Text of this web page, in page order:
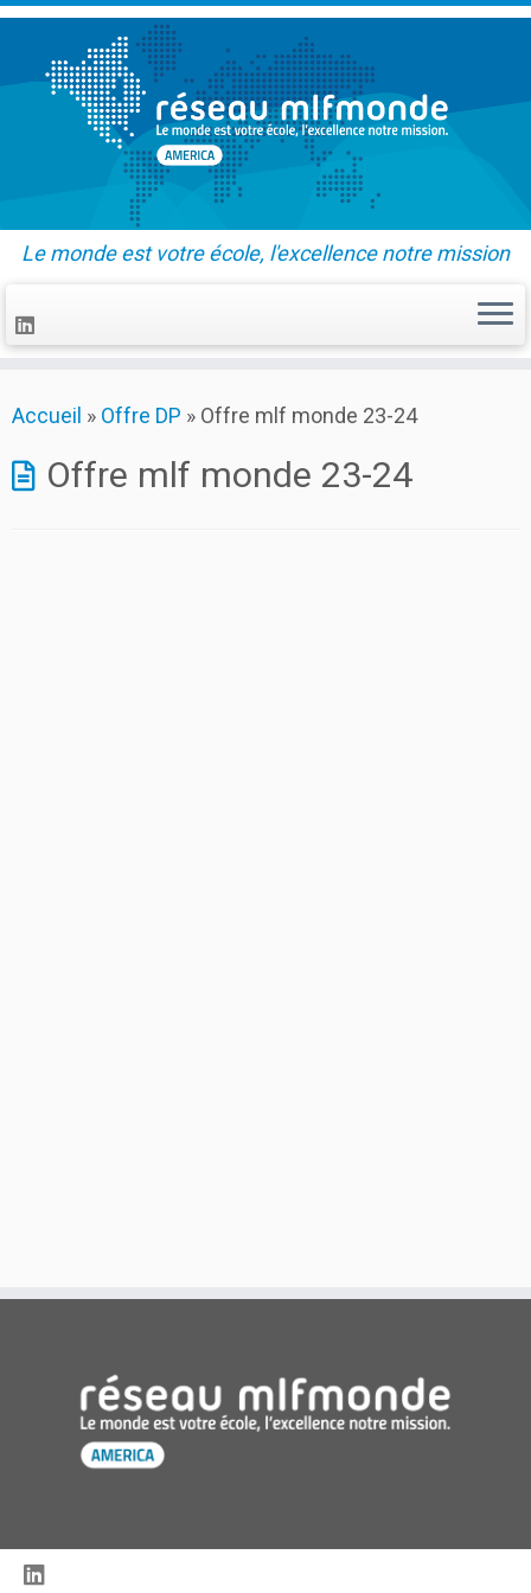
to
Le monde est votre école, l'excellence notre mission
Accueil » Offre DP » Offre mlf monde 23-24
Offre mlf monde 23-24